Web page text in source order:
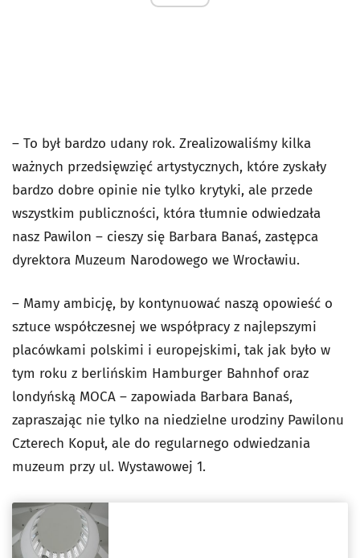
– To był bardzo udany rok. Zrealizowaliśmy kilka
ważnych przedsięwzięć artystycznych, które zyskały
bardzo dobre opinie nie tylko krytyki, ale przede
wszystkim publiczności, która tłumnie odwiedzała
nasz Pawilon – cieszy się Barbara Banaś, zastępca
dyrektora Muzeum Narodowego we Wrocławiu.
– Mamy ambicję, by kontynuować naszą opowieść o
sztuce współczesnej we współpracy z najlepszymi
placówkami polskimi i europejskimi, tak jak było w
tym roku z berlińskim Hamburger Bahnhof oraz
londyńską MOCA – zapowiada Barbara Banaś,
zapraszając nie tylko na niedzielne urodziny Pawilonu
Czterech Kopuł, ale do regularnego odwiedzania
muzeum przy ul. Wystawowej 1.